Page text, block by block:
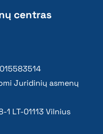
centras
Juridinių asmenų
1 LT-01113 Vilnius